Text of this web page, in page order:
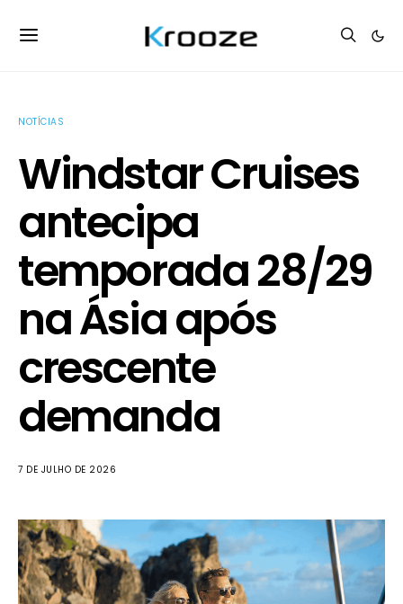
NOTÍCIAS
Windstar Cruises
antecipa
temporada 28/29
na Ásia após
crescente
demanda
7 DE JULHO DE 2026